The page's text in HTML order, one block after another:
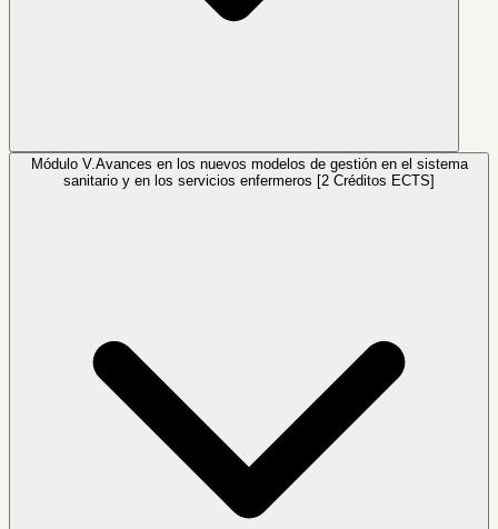
Módulo V.Avances en los nuevos modelos de gestión en el sistema